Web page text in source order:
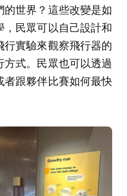
世界？這些改變是如
民眾可以自己設計和
實驗來觀察飛行器的
式。民眾也可以透過
跟夥伴比賽如何最快